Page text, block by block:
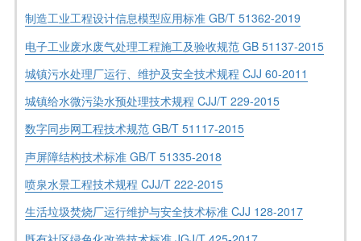
制造工业工程设计信息模型应用标准 GB/T 51362-2019
电子工业废水废气处理工程施工及验收规范 GB 51137-2015
城镇污水处理厂运行、维护及安全技术规程 CJJ 60-2011
城镇给水微污染水预处理技术规程 CJJ/T 229-2015
数字同步网工程技术规范 GB/T 51117-2015
声屏障结构技术标准 GB/T 51335-2018
喷泉水景工程技术规程 CJJ/T 222-2015
生活垃圾焚烧厂运行维护与安全技术标准 CJJ 128-2017